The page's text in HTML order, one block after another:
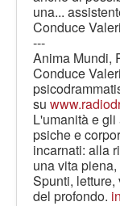
una...
Conduce
---
Anima Mundi,
Conduce
su
L'umanità e
psiche e
incarnati: alla
una vita
Spunti,
del profondo.